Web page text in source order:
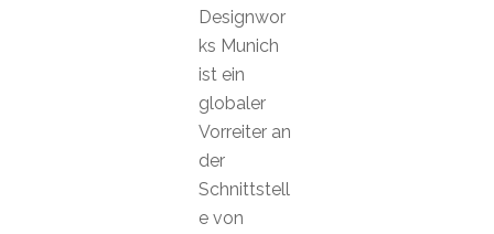
Designwor
ks Munich
ist ein
globaler
Vorreiter an
der
Schnittstell
e von